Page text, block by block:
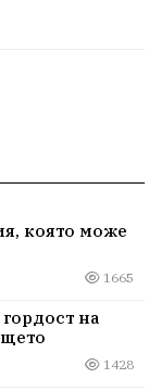
която може
1665
на
1428